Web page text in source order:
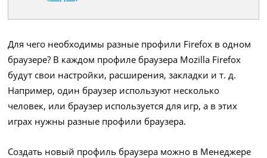
Для чего необходимы разные профили Firefox в одном
браузере? В каждом профиле браузера Mozilla Firefox
будут свои настройки, расширения, закладки и т. д.
Например, один браузер используют несколько
человек, или браузер используется для игр, а в этих
играх нужны разные профили браузера.
Создать новый профиль браузера можно в Менеджере